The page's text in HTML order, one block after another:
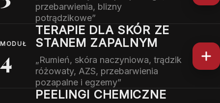
przebarwienia, blizny
potrądzikowe”
MODUŁ
4
TERAPIE DLA SKÓR ZE
STANEM ZAPALNYM
„Rumień, skóra naczyniowa, trądzik
różowaty, AZS, przebarwienia
pozapalne i egzemy”
PEELINGI CHEMICZNE